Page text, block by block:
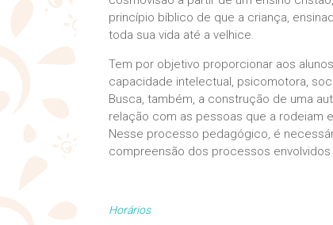
princípio bíblico de que a criança,
toda sua vida até a velhice.
Tem por objetivo proporcionar aos
capacidade intelectual, psicomotora,
Busca, também, a construção de uma
relação com as pessoas que a rodeiam
Nesse processo pedagógico, é
compreensão dos processos envolvidos
Horários